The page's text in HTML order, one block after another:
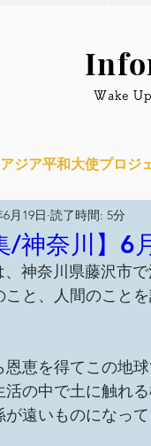
​Wake
ジア平和大使プロジ
ンシップ啓発出前授
社会を変
材開発 SDGカフ
/神奈川】6
6月19日 読了時間: 5分
、神奈川県藤沢市
こと、人間のこと
恩恵を得てこの地
の中で土に触れ
が遠いものになっ